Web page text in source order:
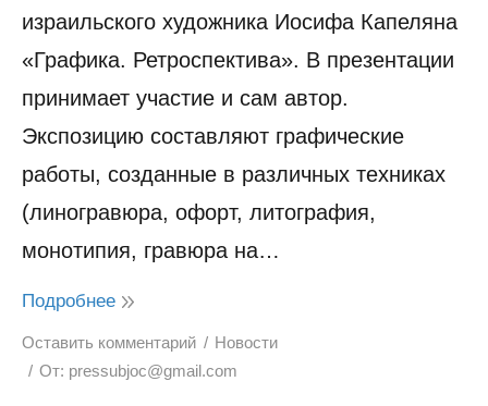
израильского художника Иосифа Капеляна
«Графика. Ретроспектива». В презентации
принимает участие и сам автор.
Экспозицию составляют графические
работы, созданные в различных техниках
(линогравюра, офорт, литография,
монотипия, гравюра на…
Подробнее
Оставить комментарий
Новости
От: pressubjoc@gmail.com